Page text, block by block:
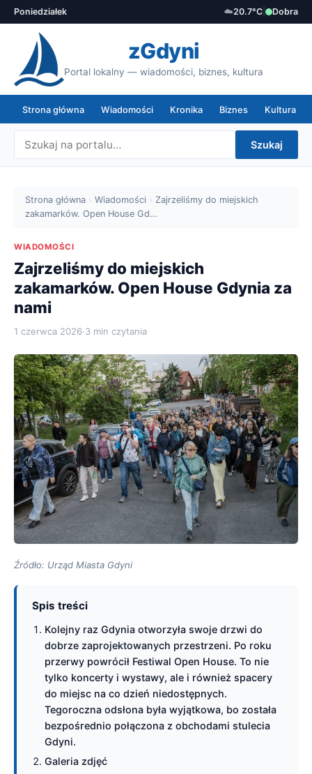
Poniedziałek ☁️20.7°C Dobra
zGdyni
Portal lokalny — wiadomości, biznes, kultura
Strona główna Wiadomości Kronika Biznes Kultura
Szukaj
Strona główna › Wiadomości › Zajrzeliśmy do miejskich
zakamarków. Open House Gd…
WIADOMOŚCI
Zajrzeliśmy do miejskich
zakamarków. Open House Gdynia za
nami
1 czerwca 2026·3 min czytania
Źródło: Urząd Miasta Gdyni
Spis treści
Kolejny raz Gdynia otworzyła swoje drzwi do
dobrze zaprojektowanych przestrzeni. Po roku
przerwy powrócił Festiwal Open House. To nie
tylko koncerty i wystawy, ale i również spacery
do miejsc na co dzień niedostępnych.
Tegoroczna odsłona była wyjątkowa, bo została
bezpośrednio połączona z obchodami stulecia
Gdyni.
Galeria zdjęć